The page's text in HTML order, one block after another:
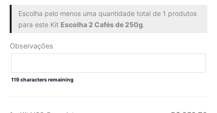
Escolha pelo menos uma quantidade total de 1 produtos
para este Kit Escolha 2 Cafés de 250g.
Observações
119characters remaining